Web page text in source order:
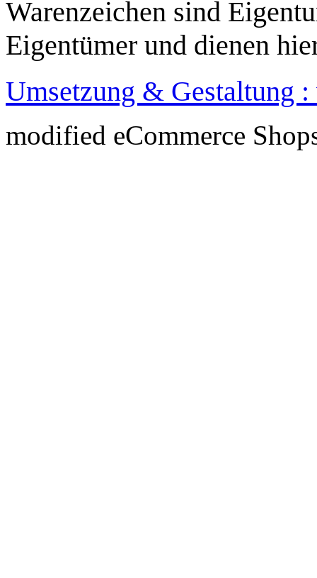
Warenzeichen sind
Eigentümer und dienen
Umsetzung & Gestaltung
modified eCommerce